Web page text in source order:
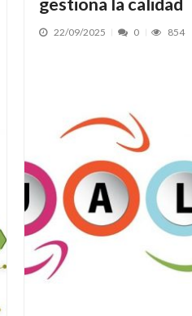
22/09/2025 0 854